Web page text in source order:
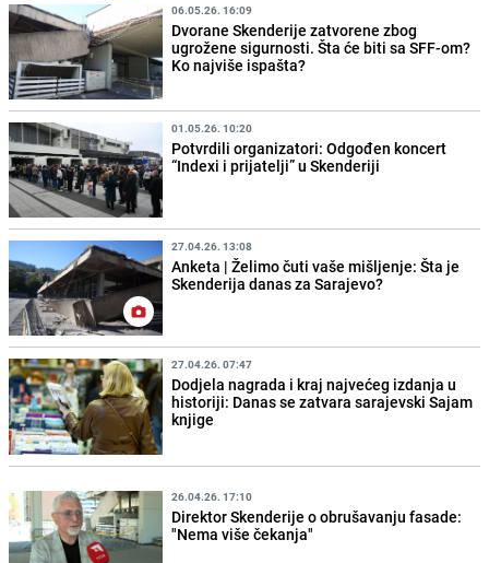
06.05.26. 16:09
Dvorane Skenderije zatvorene zbog
ugrožene sigurnosti. Šta će biti sa SFF-om?
Ko najviše ispašta?
01.05.26. 10:20
Potvrdili organizatori: Odgođen koncert
“Indexi i prijatelji” u Skenderiji
27.04.26. 13:08
Anketa | Želimo čuti vaše mišljenje: Šta je
Skenderija danas za Sarajevo?
27.04.26. 07:47
Dodjela nagrada i kraj najvećeg izdanja u
historiji: Danas se zatvara sarajevski Sajam
knjige
26.04.26. 17:10
Direktor Skenderije o obrušavanju fasade:
"Nema više čekanja"